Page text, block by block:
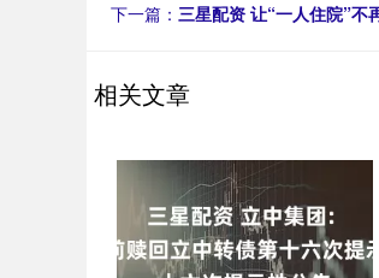
下一篇： 三星配资 让“一人住院”不
相关文章